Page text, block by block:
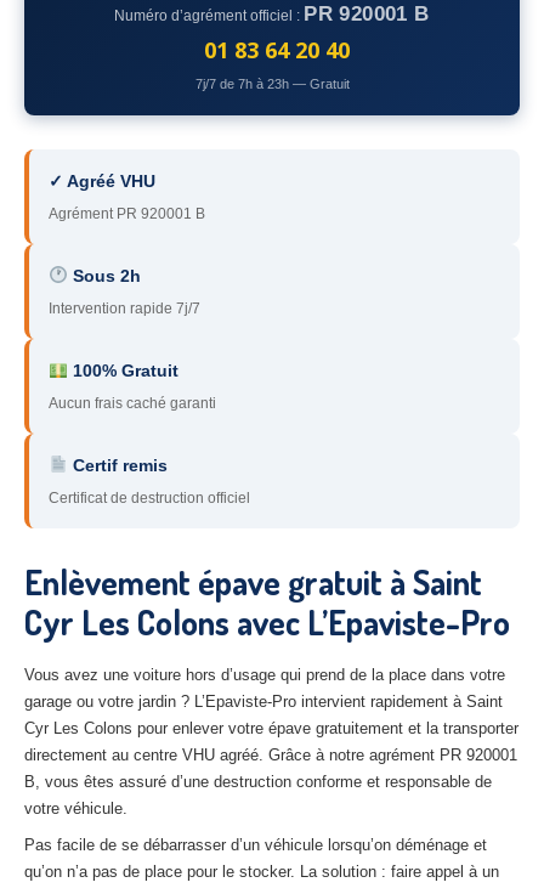
– Yvelines
– Hauts-de-Seine
93– Seine-Saint-Denis
94 – Val-de-Marne
95– Val d’Oise
91 – Essonne
– Yonne
60 – Oise
45 – Loiret
10– Aube
– Aisne
Tousles secteurs
Centreagréé VHU Paris 75 : casse auto avec destruction
Centre agréé VHU 77 : casse auto avec destruction
Numéro d’agrément officiel : PR 920001 B
01 83 64 20 40
7j/7 de 7h à 23h — Gratuit
✓ Agréé VHU
Agrément PR 920001 B
Sous 2h
Intervention rapide 7j/7
100% Gratuit
Aucun frais caché garanti
Certif remis
Certificat de destruction officiel
Enlèvement épave gratuit à Saint
Cyr Les Colons avec L’Epaviste-Pro
Vous avez une voiture hors d’usage qui prend de la place dans votre
garage ou votre jardin ? L’Epaviste-Pro intervient rapidement à Saint
Cyr Les Colons pour enlever votre épave gratuitement et la transporter
directement au centre VHU agréé. Grâce à notre agrément PR 920001
B, vous êtes assuré d’une destruction conforme et responsable de
votre véhicule.
Pas facile de se débarrasser d’un véhicule lorsqu’on déménage et
qu’on n’a pas de place pour le stocker. La solution : faire appel à un